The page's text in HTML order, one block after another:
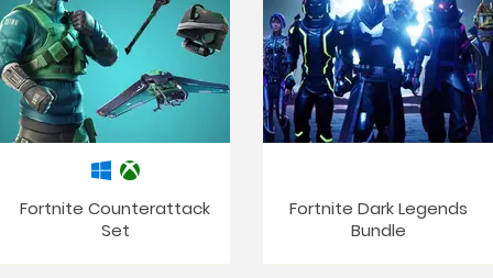
Fortnite Counterattack
Set
Fortnite Dark Legends
Bundle